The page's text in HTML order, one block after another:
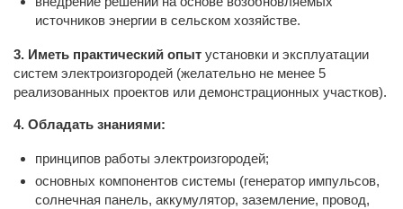
источников энергии в сельском хозяйстве.
3. Иметь практический опыт установки и эксплуатации
систем электроизгородей (желательно не менее 5
реализованных проектов или демонстрационных участков).
4. Обладать знаниями:
принципов работы электроизгородей;
основных компонентов системы (генератор импульсов,
солнечная панель, аккумулятор, заземление, провод,